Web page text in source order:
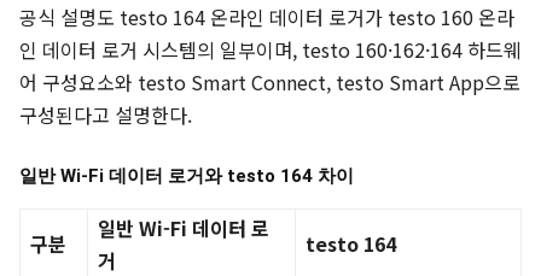
공식 설명도 testo 164 온라인 데이터 로거가 testo 160 온라
인 데이터 로거 시스템의 일부이며, testo 160·162·164 하드웨
어 구성요소와 testo Smart Connect, testo Smart App으로
구성된다고 설명한다.
일반 Wi-Fi 데이터 로거와 testo 164 차이
구분
일반 Wi-Fi 데이터 로
거
testo 164